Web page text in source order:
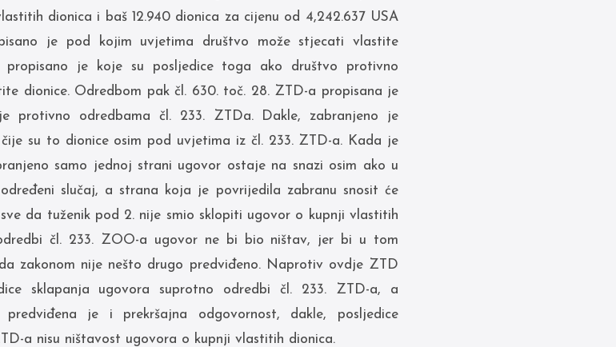
dionica i baš 12.940 dionica za cijenu od 4,242.637 USA
je pod kojim uvjetima društvo može stjecati vlastite
je koje su posljedice toga ako društvo protivno
dionice. Odredbom pak čl. 630. toč. 28. ZTD-a propisana je
protivno odredbama čl. 233. ZTDa. Dakle, zabranjeno je
su to dionice osim pod uvjetima iz čl. 233. ZTD-a. Kada je
samo jednoj strani ugovor ostaje na snazi osim ako u
slučaj, a strana koja je povrijedila zabranu snosit će
da tuženik pod 2. nije smio sklopiti ugovor o kupnji vlastitih
čl. 233. ZOO-a ugovor ne bi bio ništav, jer bi u tom
zakonom nije nešto drugo predviđeno. Naprotiv ovdje ZTD
sklapanja ugovora suprotno odredbi čl. 233. ZTD-a, a
je i prekršajna odgovornost, dakle, posljedice
a nisu ništavost ugovora o kupnji vlastitih dionica.